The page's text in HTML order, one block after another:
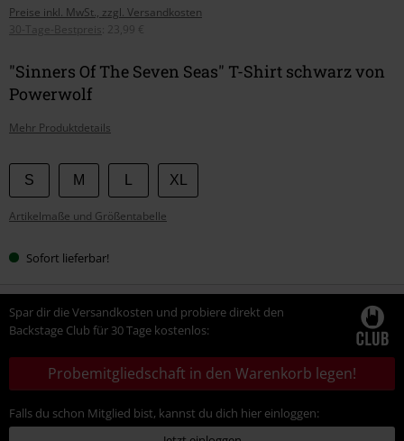
Preise inkl. MwSt., zzgl. Versandkosten
30-Tage-Bestpreis
23,99 €
"Sinners Of The Seven Seas" T-Shirt schwarz von
Powerwolf
Mehr Produktdetails
Wähle
deine
Größe
S M XL
Artikelmaße und Größentabelle
Sofort lieferbar!
Spar dir die Versandkosten und probiere direkt den
Backstage Club für 30 Tage kostenlos:
Probemitgliedschaft in den Warenkorb legen!
Falls du schon Mitglied bist, kannst du dich hier einloggen: